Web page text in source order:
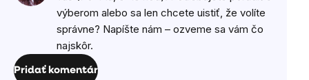
výberom alebo sa len chcete uistiť, že volíte
správne? Napíšte nám – ozveme sa vám čo
najskôr.
Pridať komentár